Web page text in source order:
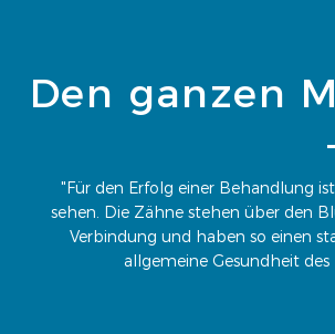
Den ganzen
"Für den Erfolg einer Behandlung
sehen. Die Zähne stehen über den
Verbindung und haben so einen
allgemeine Gesundheit des